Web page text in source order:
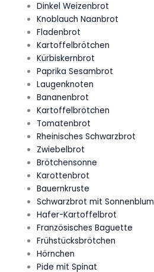
Dinkel Weizenbrot
Knoblauch Naanbrot
Fladenbrot
Kartoffelbrötchen
Kürbiskernbrot
Paprika Sesambrot
Laugenknoten
Bananenbrot
Kartoffelbrötchen
Tomatenbrot
Rheinisches Schwarzbrot
Zwiebelbrot
Brötchensonne
Karottenbrot
Bauernkruste
Schwarzbrot mit
Hafer-Kartoffelbrot
Französisches Baguette
Frühstücksbrötchen
Hörnchen
Pide mit Spinat